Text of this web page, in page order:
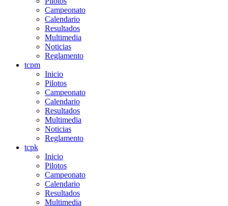
Campeonato
Calendario
Resultados
Multimedia
Noticias
Reglamento
tcpm
Inicio
Pilotos
Campeonato
Calendario
Resultados
Multimedia
Noticias
Reglamento
tcpk
Inicio
Pilotos
Campeonato
Calendario
Resultados
Multimedia